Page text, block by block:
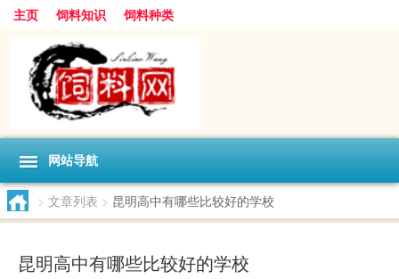
主页 饲料知识 饲料种类
网站导航
> 文章列表 > 昆明高中有哪些比较好的学校
昆明高中有哪些比较好的学校